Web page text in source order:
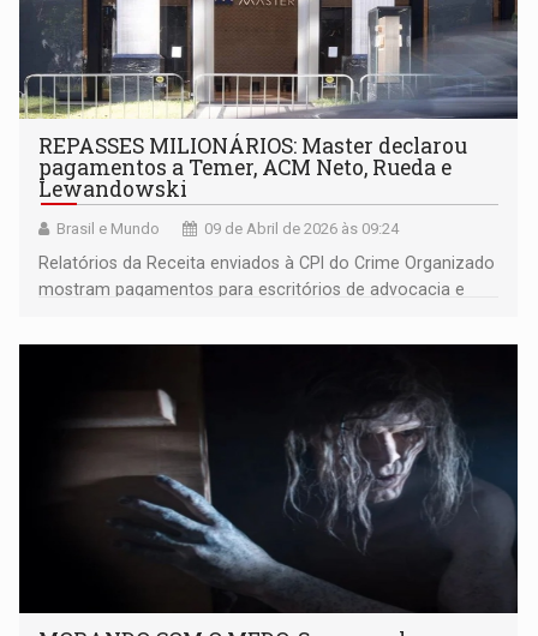
REPASSES MILIONÁRIOS: Master declarou
pagamentos a Temer, ACM Neto, Rueda e
Lewandowski
Brasil e Mundo 09 de Abril de 2026 às 09:24
Relatórios da Receita enviados à CPI do Crime Organizado
mostram pagamentos para escritórios de advocacia e